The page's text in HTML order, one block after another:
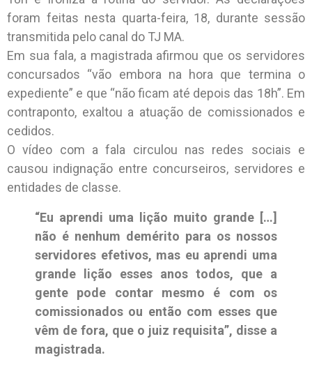
foram feitas nesta quarta-feira, 18, durante sessão
transmitida pelo canal do TJ MA.
Em sua fala, a magistrada afirmou que os servidores
concursados “vão embora na hora que termina o
expediente” e que “não ficam até depois das 18h”. Em
contraponto, exaltou a atuação de comissionados e
cedidos.
O vídeo com a fala circulou nas redes sociais e
causou indignação entre concurseiros, servidores e
entidades de classe.
“Eu aprendi uma lição muito grande […]
não é nenhum demérito para os nossos
servidores efetivos, mas eu aprendi uma
grande lição esses anos todos, que a
gente pode contar mesmo é com os
comissionados ou então com esses que
vêm de fora, que o juiz requisita”, disse a
magistrada.